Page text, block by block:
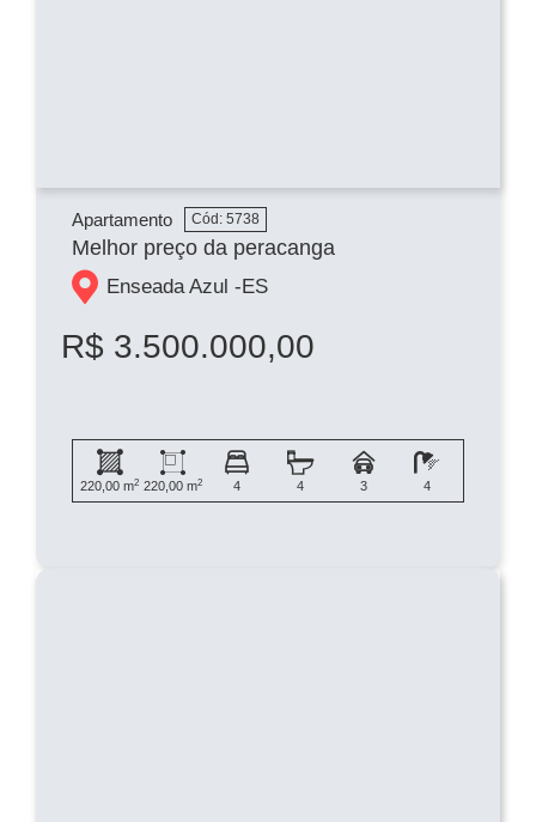
Apartamento Cód: 5738
Melhor preço da peracanga
Enseada Azul -ES
R$ 3.500.000,00
220,00 m2 220,00 m2 4 4 3 4